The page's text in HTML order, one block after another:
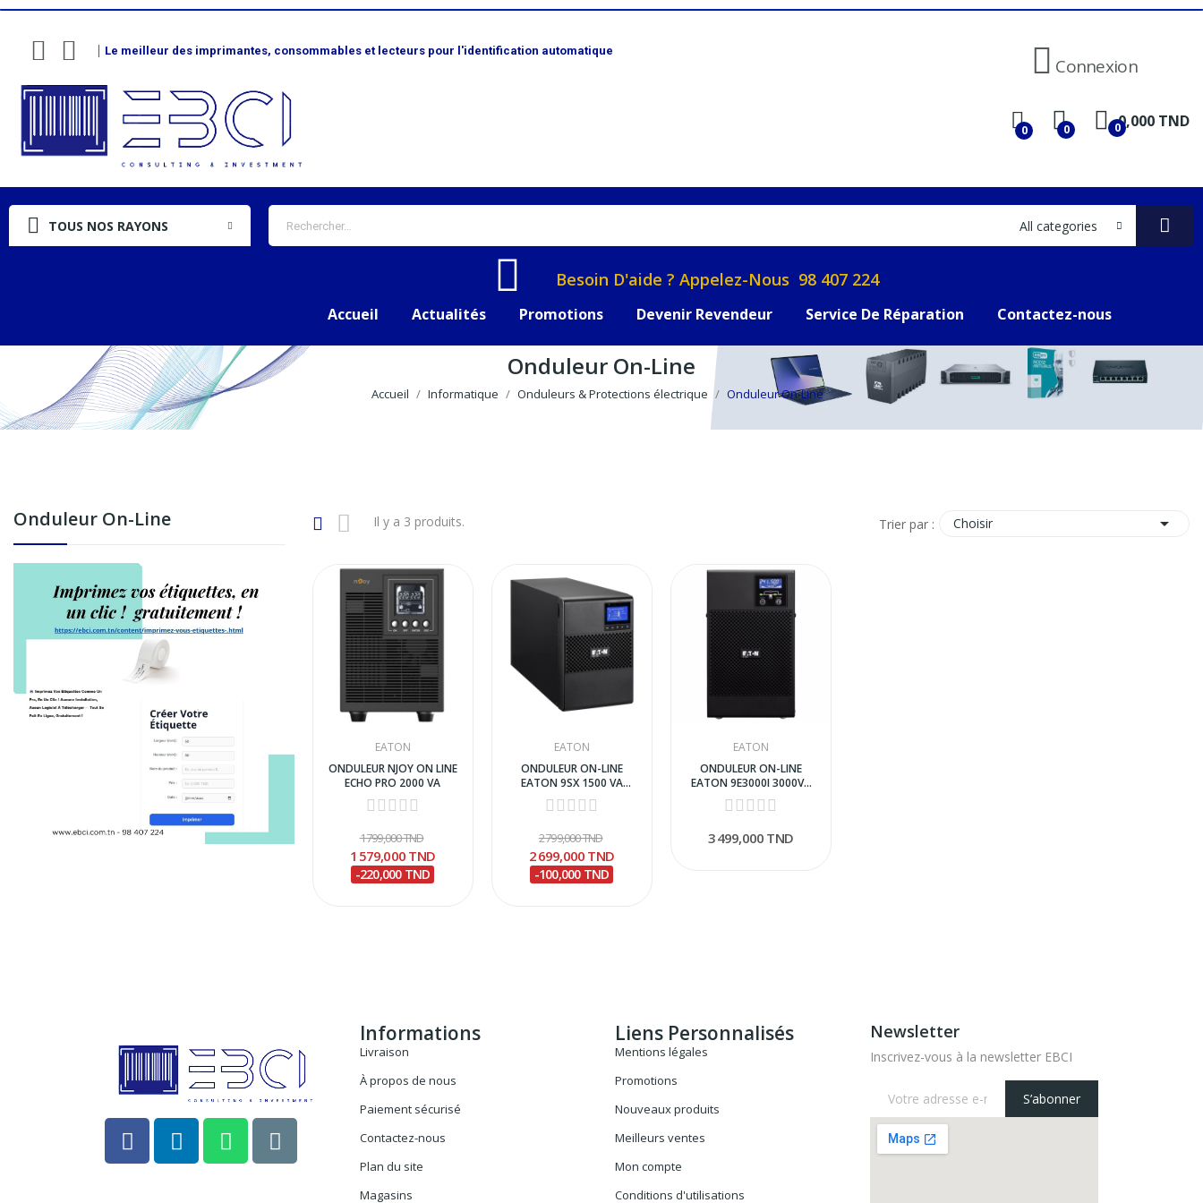
Le meilleur des imprimantes, consommables et lecteurs pour l'identification automatique
Connexion
0 0 0,000 TND
0
TOUS NOS RAYONS All categories
Besoin D'aide ? Appelez-Nous 98 407 224
Accueil Actualités Promotions Devenir Revendeur Service De Réparation Contactez-nous
Onduleur On-Line
Accueil Informatique Onduleurs & Protections électrique Onduleur On-Line
Onduleur On-Line Il y a 3 produits. Trier par : Choisir 
EATON
ONDULEUR NJOY ON LINE
ECHO PRO 2000 VA
1 799,000 TND
1 579,000 TND
-220,000 TND
EATON
ONDULEUR ON-LINE
EATON 9SX 1500 VA
TOUR
2 799,000 TND
2 699,000 TND
-100,000 TND
EATON
ONDULEUR ON-LINE
EATON 9E3000I 3000VA
TOUR
3 499,000 TND
Informations
Livraison
À propos de nous
Paiement sécurisé
Contactez-nous
Plan du site
Magasins
Liens Personnalisés
Mentions légales
Promotions
Nouveaux produits
Meilleurs ventes
Mon compte
Conditions d'utilisations
Newsletter
Inscrivez-vous à la newsletter EBCI
S’abonner